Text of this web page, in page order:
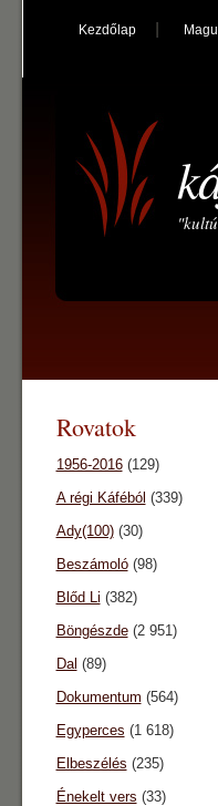
Kezdőlap
Rovatok
1956-2016(129)
A régi Káféból (339)
Ady(100)(30)
Beszámoló(98)
Blőd Li (382)
Böngészde(2 951)
Dal (89)
Dokumentum (564)
Egyperces (1 618)
Elbeszélés (235)
Énekelt vers (33)